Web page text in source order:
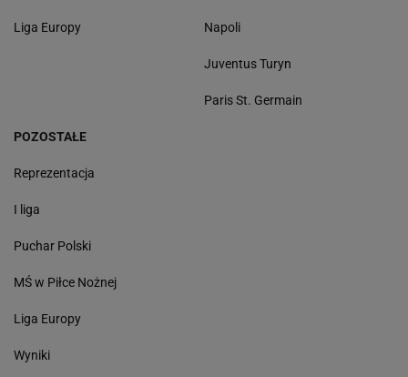
Liga Europy Napoli
Juventus Turyn
Paris St. Germain
POZOSTAŁE
Reprezentacja
I liga
Puchar Polski
MŚ w Piłce Nożnej
Liga Europy
Wyniki